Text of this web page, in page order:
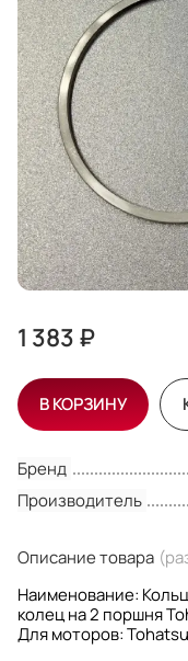
Бренд
Производитель
Описание товара
Наименование:
колец на 2 поршня
Для моторов:
1 383 ₽
В КОРЗИНУ